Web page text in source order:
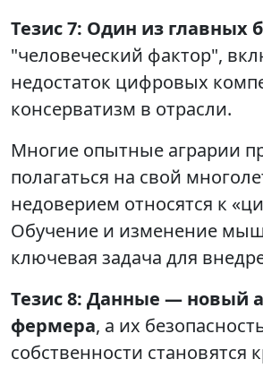
Тезис 7: Один из главных
"человеческий фактор",
недостаток цифровых
консерватизм в отрасли.
Многие опытные аграрии
полагаться на свой
недоверием относятся к
Обучение и изменение
ключевая задача для
Тезис 8: Данные — новый
фермера, а их
собственности становятся